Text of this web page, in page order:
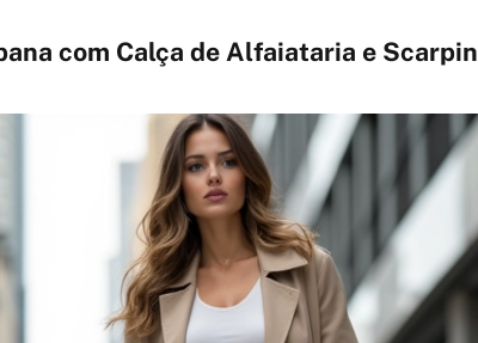
com Calça de Alfaiataria e Scarpin